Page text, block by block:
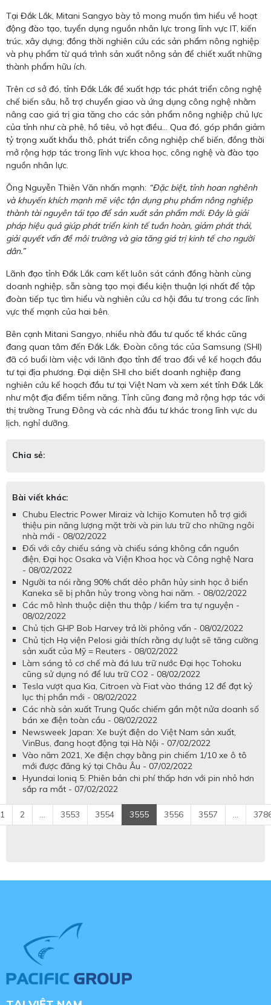
Tại Đắk Lắk, Mitani Sangyo bày tỏ mong muốn tìm hiểu về hoạt
động đào tạo, tuyển dụng nguồn nhân lực trong lĩnh vực IT, kiến
trúc, xây dựng; đồng thời nghiên cứu các sản phẩm nông nghiệp
và phụ phẩm từ quá trình sản xuất nông sản để chiết xuất những
thành phẩm hữu ích.
Trên cơ sở đó, tỉnh Đắk Lắk đề xuất hợp tác phát triển công nghệ
chế biến sâu, hỗ trợ chuyển giao và ứng dụng công nghệ nhằm
nâng cao giá trị gia tăng cho các sản phẩm nông nghiệp chủ lực
của tỉnh như cà phê, hồ tiêu, vỏ hạt điều… Qua đó, góp phần giảm
tỷ trọng xuất khẩu thô, phát triển công nghiệp chế biến, đồng thời
mở rộng hợp tác trong lĩnh vực khoa học, công nghệ và đào tạo
nguồn nhân lực.
Ông Nguyễn Thiên Văn nhấn mạnh: “Đặc biệt, tỉnh hoan nghênh
và khuyến khích mạnh mẽ việc tận dụng phụ phẩm nông nghiệp
thành tài nguyên tái tạo để sản xuất sản phẩm mới. Đây là giải
pháp hiệu quả giúp phát triển kinh tế tuần hoàn, giảm phát thải,
giải quyết vấn đề môi trường và gia tăng giá trị kinh tế cho người
dân.”
Lãnh đạo tỉnh Đắk Lắk cam kết luôn sát cánh đồng hành cùng
doanh nghiệp, sẵn sàng tạo mọi điều kiện thuận lợi nhất để tập
đoàn tiếp tục tìm hiểu và nghiên cứu cơ hội đầu tư trong các lĩnh
vực thế mạnh của hai bên.
Bên cạnh Mitani Sangyo, nhiều nhà đầu tư quốc tế khác cũng
đang quan tâm đến Đắk Lắk. Đoàn công tác của Samsung (SHI)
đã có buổi làm việc với lãnh đạo tỉnh để trao đổi về kế hoạch đầu
tư tại địa phương. Đại diện SHI cho biết doanh nghiệp đang
nghiên cứu kế hoạch đầu tư tại Việt Nam và xem xét tỉnh Đắk Lắk
như một địa điểm tiềm năng. Tỉnh cũng đang mở rộng hợp tác với
thị trường Trung Đông và các nhà đầu tư khác trong lĩnh vực du
lịch, nghỉ dưỡng.
Chia sẻ:
Bài viết khác:
Chubu Electric Power Miraiz và Ichijo Komuten hỗ trợ giới
thiệu pin năng lượng mặt trời và pin lưu trữ cho những ngôi
nhà mới - 08/02/2022
Đối với cây chiếu sáng và chiếu sáng không cần nguồn
điện, Đại học Osaka và Viện Khoa học và Công nghệ Nara
- 08/02/2022
Người ta nói rằng 90% chất dẻo phân hủy sinh học ở biển
Kaneka sẽ bị phân hủy trong vòng hai năm. - 08/02/2022
Các mô hình thuộc diện thu thập / kiểm tra tự nguyện -
08/02/2022
Chủ tịch GHP Bob Harvey trả lời phỏng vấn - 08/02/2022
Chủ tịch Hạ viện Pelosi giải thích rằng dự luật sẽ tăng cường
sản xuất của Mỹ = Reuters - 08/02/2022
Làm sáng tỏ cơ chế mà đá lưu trữ nước Đại học Tohoku
cũng sử dụng nó để lưu trữ CO2 - 08/02/2022
Tesla vượt qua Kia, Citroen và Fiat vào tháng 12 để đạt kỷ
lục thị phần mới - 08/02/2022
Các nhà sản xuất Trung Quốc chiếm gần một nửa doanh số
bán xe điện toàn cầu - 08/02/2022
Newsweek Japan: Xe buýt điện do Việt Nam sản xuất,
VinBus, đang hoạt động tại Hà Nội - 07/02/2022
Vào năm 2021, Xe điện chạy bằng pin chiếm 1/10 xe ô tô
mới được đăng ký tại Châu Âu - 07/02/2022
Hyundai Ioniq 5: Phiên bản chi phí thấp hơn với pin nhỏ hơn
sắp ra mắt - 07/02/2022
1 2 ... 3553 3554 3555 3556 3557 ...